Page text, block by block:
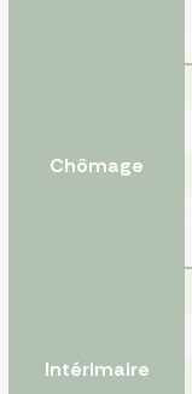
Chômage
Intérimaire